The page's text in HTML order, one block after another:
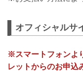
オフィシャルサ
※スマートフォンよ
レットからのお申込